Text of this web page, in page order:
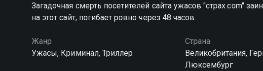
Загадочная смерть посетителей сайта ужасов "cтрах.com"
на этот сайт, погибает ровно через 48 часов
Жанр
Ужасы, Криминал, Триллер
Страна
Великобритания,
Люксембург